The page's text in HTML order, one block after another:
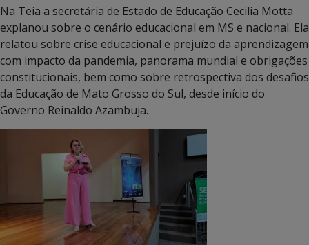
Na Teia a secretária de Estado de Educação Cecilia Motta
explanou sobre o cenário educacional em MS e nacional. Ela
relatou sobre crise educacional e prejuízo da aprendizagem
com impacto da pandemia, panorama mundial e obrigações
constitucionais, bem como sobre retrospectiva dos desafios
da Educação de Mato Grosso do Sul, desde início do
Governo Reinaldo Azambuja.